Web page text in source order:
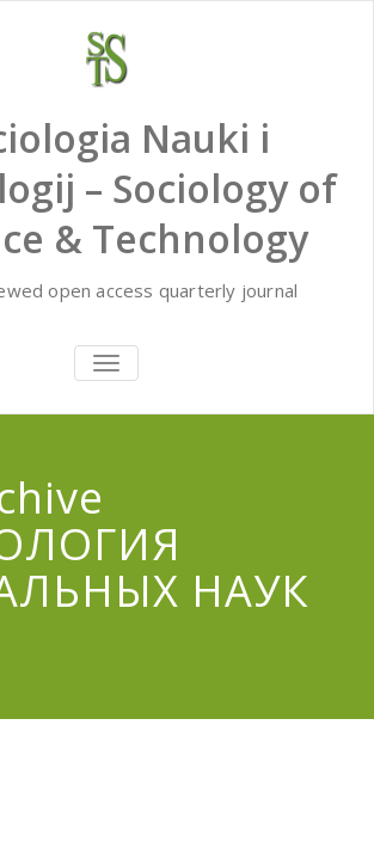
Nauki i
– Sociology of
& Technology
open access quarterly journal
TOGGLE
NAVIGATION
НАУК